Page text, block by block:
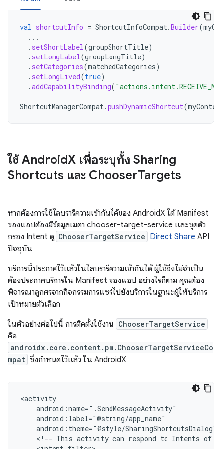
val shortcutInfo = ShortcutInfoCompat.Builder(
...
. setShortLabel(groupShortTitle)
. setLongLabel(groupLongTitle)
. setCategories(matchedCategories)
. setLongLived(true)
.addCapabilityBinding(
ShortcutManagerCompat.pushDynamicShortcut(
ใช้ AndroidX เพื่อระบุทั้ง Sharing
Shortcuts และ ChooserTargets
หากต้องการใช้ไลบรารีความเข้ากันได้ของ AndroidX ได้ Manifest
ของแอปต้องมีข้อมูลเมตา chooser-target-service และชุดตัว
กรอง Intent ดู ChooserTargetService Direct Share API
ปัจจุบัน
บริการนี้ประกาศไว้แล้วในไลบรารีความเข้ากันได้ ผู้ใช้จึงไม่จำเป็น
ต้องประกาศบริการใน Manifest ของแอป อย่างไรก็ตาม คุณต้อง
พิจารณาลูกศรจากกิจกรรมการแชร์ไปยังบริการในฐานะผู้ให้บริการ
เป้าหมายตัวเลือก
ในตัวอย่างต่อไปนี้ การติดตั้งใช้งาน ChooserTargetService
คือ
androidx.core.content.pm.ChooserTargetServiceCo
mpat ซึ่งกำหนดไว้แล้ว ใน AndroidX
<!-- This activity can respond to Intents of